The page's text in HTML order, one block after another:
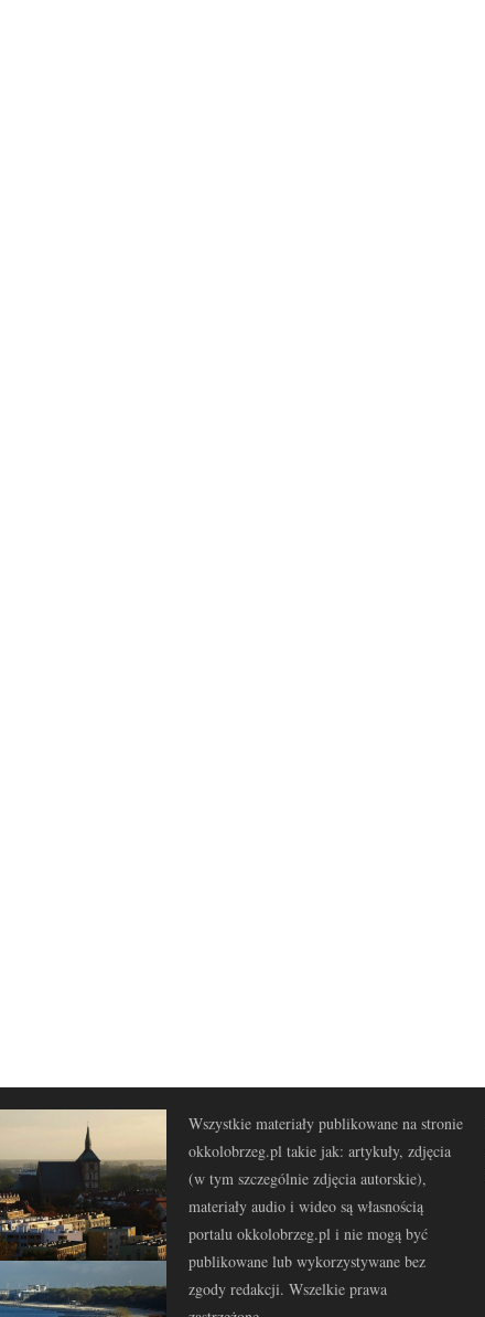
Wszystkie materiały publikowane na stronie
okkolobrzeg.pl takie jak: artykuły, zdjęcia
(w tym szczególnie zdjęcia autorskie),
materiały audio i wideo są własnością
portalu okkolobrzeg.pl i nie mogą być
publikowane lub wykorzystywane bez
zgody redakcji. Wszelkie prawa